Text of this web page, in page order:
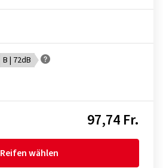
B | 72dB
97,74 Fr.
Reifen wählen